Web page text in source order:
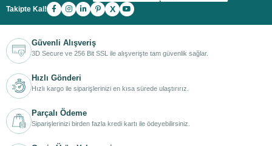
Takipte Kal! X
Güvenli Alışveriş
3D Secure ve 256 Bit SSL ile alışverişte tam güvenlik sağlar.
Hızlı Gönderi
Hızlı kargo ile siparişlerinizi en kısa sürede ulaştırırız.
Parçalı Ödeme
Siparişlerinizi birden fazla kredi kartı ile ödeyebilirsiniz.